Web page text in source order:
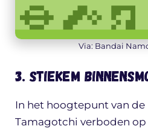
Via: Bandai
3. Stiekem
In het hoogtepunt van de
Tamagotchi verboden op